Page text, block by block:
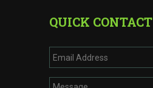
QUICK CONTACT